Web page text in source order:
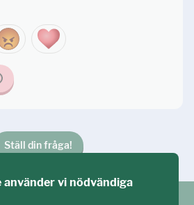
Ställ din fråga!
använder vi nödvändiga